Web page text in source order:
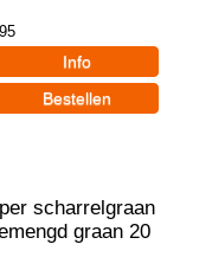
scharrelgraan
graan 20